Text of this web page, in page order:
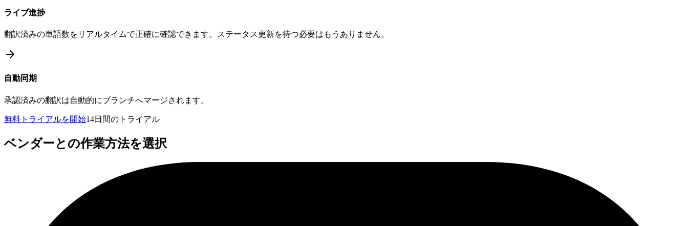
ライブ進捗
翻訳済みの単語数をリアルタイムで正確に確認できます。ステータス更新を待つ必要はもうありません。
自動同期
承認済みの翻訳は自動的にブランチへマージされます。
無料トライアルを開始14日間のトライアル
ベンダーとの作業方法を選択